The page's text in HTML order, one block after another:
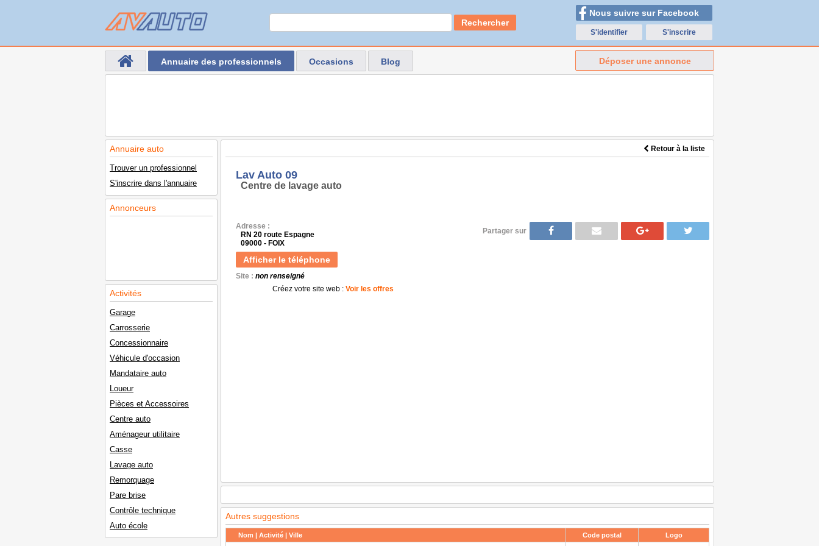
Rechercher
Nous suivre sur Facebook
S'identifier S'inscrire
Annuaire des professionnels Occasions Blog Déposer une annonce
Annuaire auto
Trouver un professionnel
S'inscrire dans l'annuaire
Annonceurs
Activités
Garage
Carrosserie
Concessionnaire
Véhicule d'occasion
Mandataire auto
Loueur
Pièces et Accessoires
Centre auto
Aménageur utilitaire
Casse
Lavage auto
Remorquage
Pare brise
Contrôle technique
Auto école
Retour à la liste
Lav Auto 09
Centre de lavage auto
Adresse :
RN 20 route Espagne
09000 - FOIX
Afficher le téléphone
Site : non renseigné
Créez votre site web : Voir les offres
Partager sur
Autres suggestions
Nom | Activité | Ville Code postal Logo